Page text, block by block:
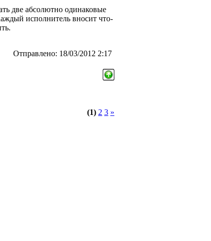
две абсолютно одинаковые
исполнитель вносит что-
Отправлено: 18/03/2012 2:17
(1) 2 3 »